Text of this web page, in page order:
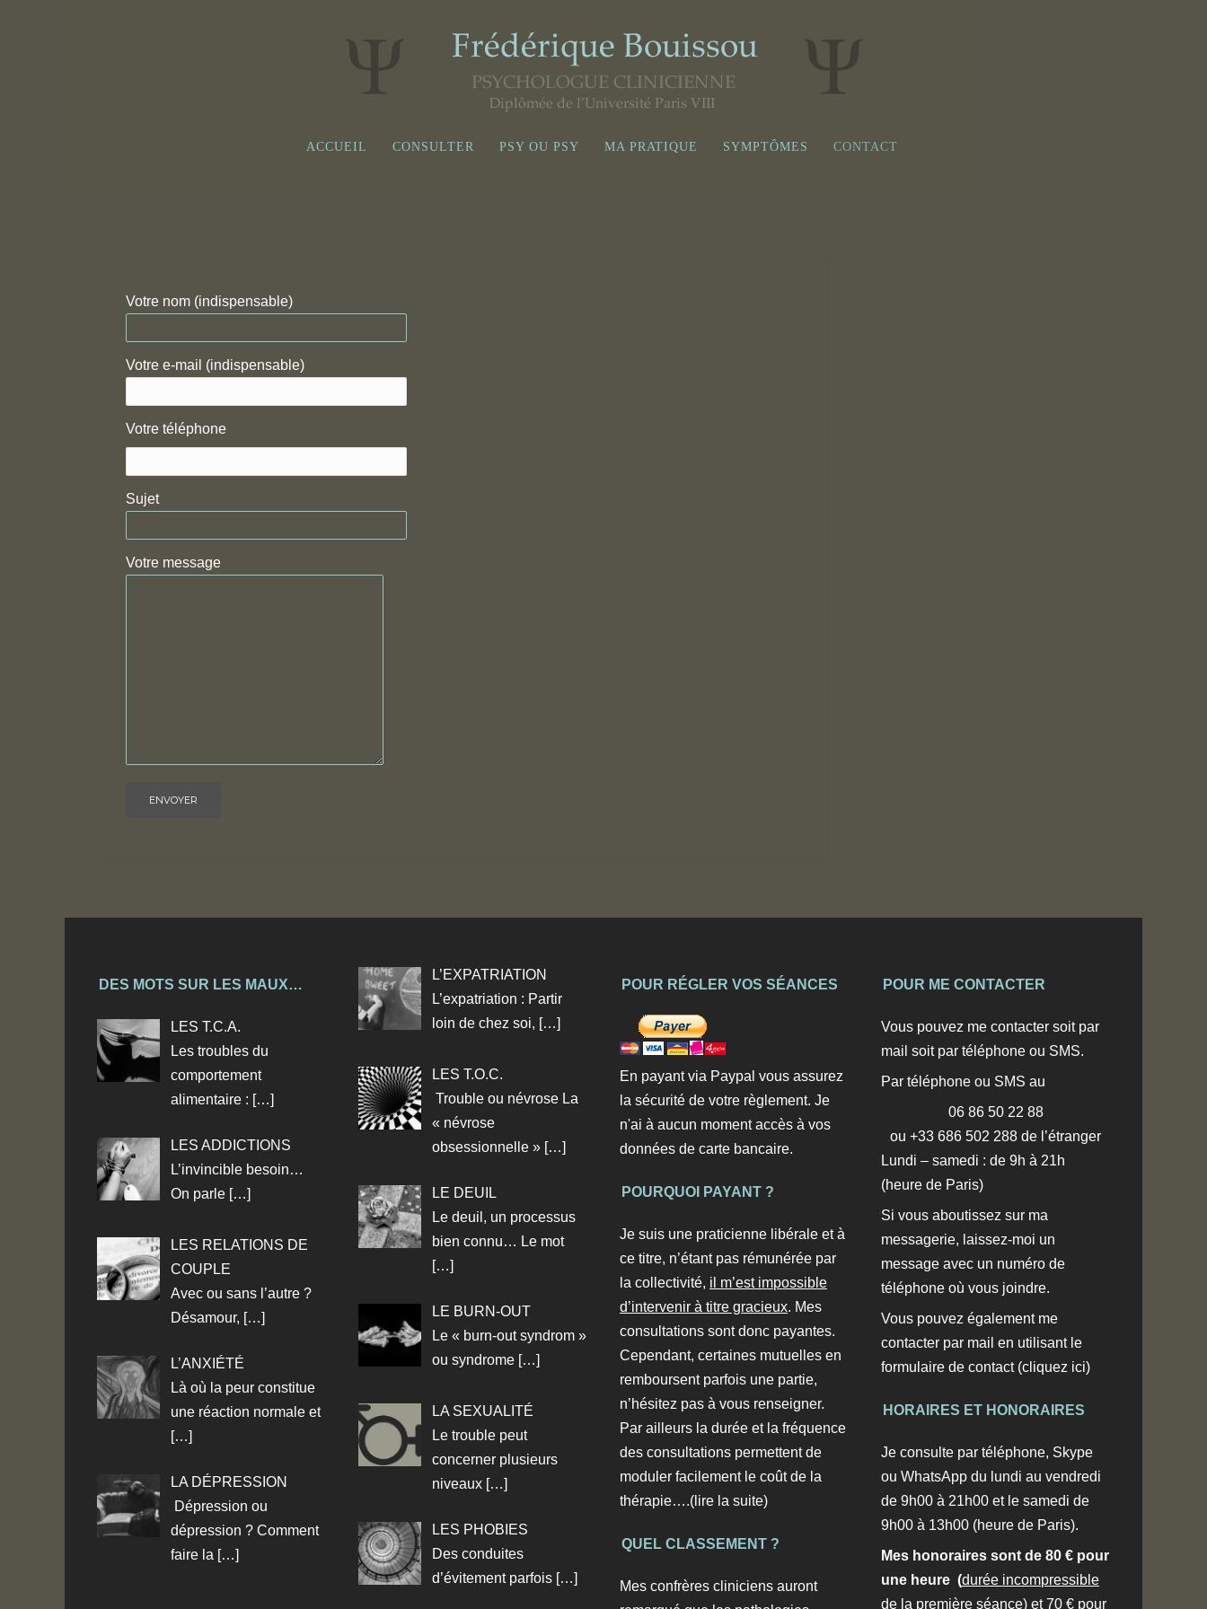
ACCUEIL CONSULTER PSY OU PSY MA PRATIQUE SYMPTÔMES CONTACT
Votre nom (indispensable)
Votre e-mail (indispensable)
Votre téléphone
Sujet
Votre message
DES MOTS SUR LES MAUX…
LES T.C.A.
Les troubles du
comportement
alimentaire : […]
LES ADDICTIONS
L’invincible besoin…
On parle […]
LES RELATIONS DE
COUPLE
Avec ou sans l’autre ?
Désamour, […]
L’ANXIÉTÉ
Là où la peur constitue
une réaction normale et
[…]
LA DÉPRESSION
Dépression ou
dépression ? Comment
faire la […]
L’EXPATRIATION
L’expatriation : Partir
loin de chez soi, […]
LES T.O.C.
Trouble ou névrose La
« névrose
obsessionnelle » […]
LE DEUIL
Le deuil, un processus
bien connu… Le mot
[…]
LE BURN-OUT
Le « burn-out syndrom »
ou syndrome […]
LA SEXUALITÉ
Le trouble peut
concerner plusieurs
niveaux […]
LES PHOBIES
Des conduites
d’évitement parfois […]
POUR RÉGLER VOS SÉANCES
En payant via Paypal vous assurez
la sécurité de votre règlement. Je
n'ai à aucun moment accès à vos
données de carte bancaire.
POURQUOI PAYANT ?
Je suis une praticienne libérale et à
ce titre, n’étant pas rémunérée par
la collectivité, il m’est impossible
d’intervenir à titre gracieux. Mes
consultationssont donc payantes.
Cependant, certaines mutuelles en
remboursent parfois une partie,
n’hésitez pas à vous renseigner.
Par ailleurs la durée et la fréquence
des consultations permettent de
moduler facilement le coût de la
thérapie….(lire la suite)
QUEL CLASSEMENT ?
Mes confrères cliniciens auront
POUR ME CONTACTER
Vous pouvez me contacter soit par
mail soit par téléphone ou SMS.
Par téléphone ou SMS au
06 86 50 22 88
ou +33 686 502 288 de l’étranger
Lundi – samedi : de 9h à 21h
(heure de Paris)
Si vous aboutissez sur ma
messagerie, laissez-moi un
message avec un numéro de
téléphone où vous joindre.
Vous pouvez également me
contacter par mail en utilisant le
formulaire de contact (cliquez ici)
HORAIRES ET HONORAIRES
Je consulte par téléphone, Skype
ou WhatsApp du lundi au vendredi
de 9h00 à 21h00 et le samedi de
9h00 à 13h00 (heure de Paris).
Mes honoraires sont de 80 € pour
une heure (durée incompressible
de la première séance) et 70 € pour